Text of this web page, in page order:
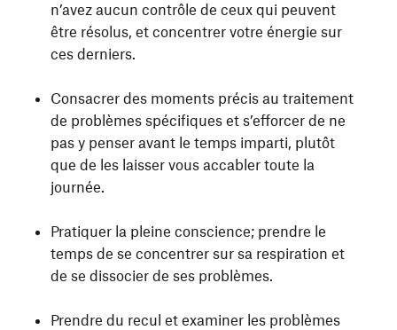
n’avez aucun contrôle de ceux qui peuvent
être résolus, et concentrer votre énergie sur
ces derniers.
Consacrer des moments précis au traitement
de problèmes spécifiques et s’efforcer de ne
pas y penser avant le temps imparti, plutôt
que de les laisser vous accabler toute la
journée.
Pratiquer la pleine conscience; prendre le
temps de se concentrer sur sa respiration et
de se dissocier de ses problèmes.
Prendre du recul et examiner les problèmes